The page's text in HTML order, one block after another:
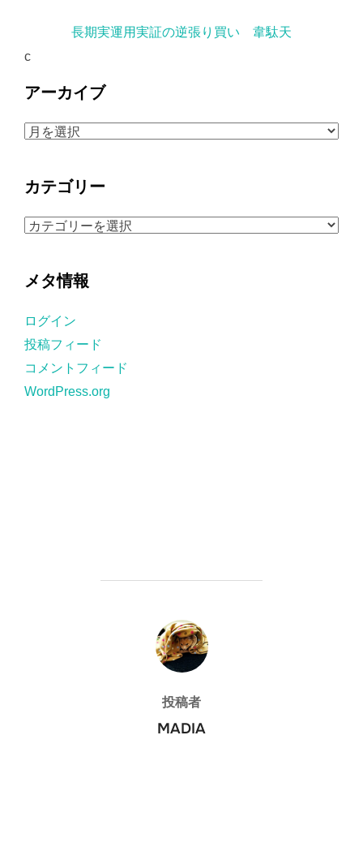
長期実運用実証の逆張り買い 韋駄天
c
アーカイブ
ア
ブ
カテゴリー
カ
ー
メタ情報
ログイン
投稿フィード
コメントフィード
WordPress.org
投稿者
投稿者
MADIA